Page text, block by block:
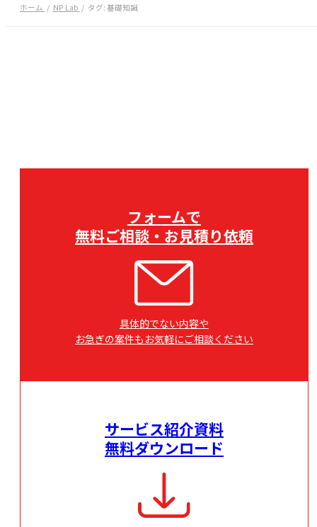
ホーム NP Lab タグ:基礎知識
フォームで
無料ご相談・お見積り依頼
具体的でない内容や
お急ぎの案件もお気軽にご相談ください
サービス紹介資料
無料ダウンロード